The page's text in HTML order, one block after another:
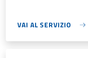
VAI AL SERVIZIO